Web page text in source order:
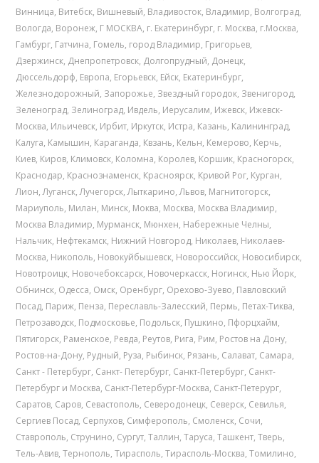
Винница, Витебск, Вишневый, Владивосток, Владимир, Волгоград,
Вологда, Воронеж, Г МОСКВА, г. Екатеринбург, г. Москва, г.Москва,
Гамбург, Гатчина, Гомель, город Владимир, Григорьев,
Дзержинск, Днепропетровск, Долгопрудный, Донецк,
Дюссельдорф, Европа, Егорьевск, Ейск, Екатеринбург,
Железнодорожный, Запорожье, Звездный городок, Звенигород,
Зеленоград, Зелиноград, Ивдель, Иерусалим, Ижевск, Ижевск-
Москва, Ильичевск, Ирбит, Иркутск, Истра, Казань, Калининград,
Калуга, Камышин, Караганда, Квзань, Кельн, Кемерово, Керчь,
Киев, Киров, Климовск, Коломна, Королев, Коршик, Красногорск,
Краснодар, Краснознаменск, Красноярск, Кривой Рог, Курган,
Лион,Луганск,Лучегорск,Лыткарино,Львов, Магнитогорск,
Мариуполь, Милан, Минск, Моква, Москва, Москва Владимир,
Москва Владимир, Мурманск, Мюнхен, Набережные Челны,
Нальчик, Нефтекамск, Нижний Новгород, Николаев, Николаев-
Москва, Никополь, Новокуйбышевск, Новороссийск, Новосибирск,
Новотроицк, Новочебоксарск, Новочеркасск, Ногинск, Нью Йорк,
Обнинск, Одесса, Омск, Оренбург, Орехово-Зуево, Павловский
Посад, Париж, Пенза, Переславль-Залесский, Пермь, Петах-Тиква,
Петрозаводск, Подмосковье, Подольск, Пушкино, Пфорцхайм,
Пятигорск, Раменское, Ревда, Реутов, Рига, Рим, Ростов на Дону,
Ростов-на-Дону, Рудный, Руза, Рыбинск, Рязань, Салават, Самара,
Санкт - Петербург, Санкт- Петербург, Санкт-Петербург, Санкт-
Петербург и Москва, Санкт-Петербург-Москва, Санкт-Петерург,
Саратов, Саров, Севастополь, Северодонецк, Северск, Севилья,
Сергиев Посад, Серпухов, Симферополь, Смоленск, Сочи,
Ставрополь, Струнино, Сургут,Таллин,Таруса,Ташкент,Тверь,
Тель-Авив,Тернополь,Тирасполь,Тирасполь-Москва,Томилино,